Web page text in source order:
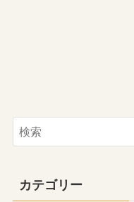
カテゴリー